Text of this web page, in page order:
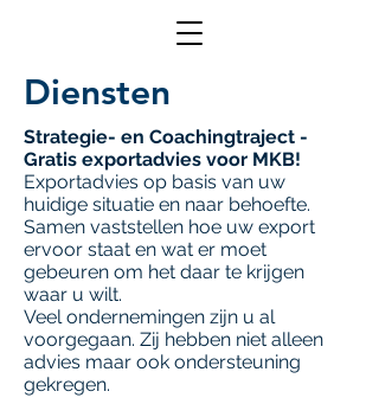
Diensten
Strategie- en Coachingtraject -
Gratis exportadvies voor MKB!
Exportadvies op basis van uw
huidige situatie en naar behoefte.
Samen vaststellen hoe uw export
ervoor staat en wat er moet
gebeuren om het daar te krijgen
waar u wilt.
Veel ondernemingen zijn u al
voorgegaan. Zij hebben niet alleen
advies maar ook ondersteuning
gekregen.